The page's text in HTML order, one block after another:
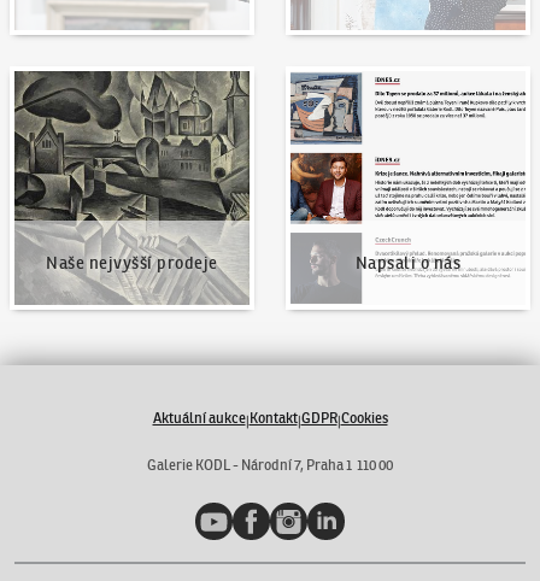
Naše nejvyšší prodeje
Naše nejvyšší prodeje
Napsali o nás
Napsali o nás
Aktuální aukce|Kontakt|GDPR|Cookies
Galerie KODL - Národní 7, Praha 1 110 00
YouTubeFacebookInstagramLinkedIn